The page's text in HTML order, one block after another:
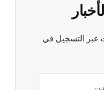
عبر التسجيل في